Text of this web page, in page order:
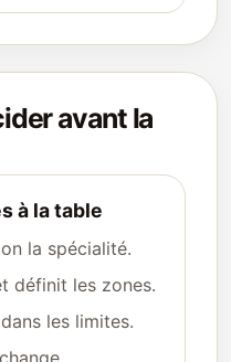
avant la
à la table
la spécialité.
définit les zones.
les limites.